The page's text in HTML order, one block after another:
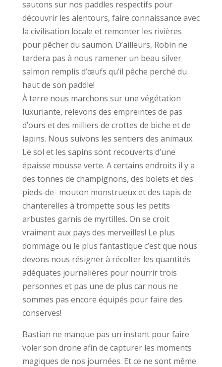
sautons sur nos paddles respectifs pour
découvrir les alentours, faire connaissance avec
la civilisation locale et remonter les rivières
pour pêcher du saumon. D’ailleurs, Robin ne
tardera pas à nous ramener un beau silver
salmon remplis d’œufs qu’il pêche perché du
haut de son paddle!
À terre nous marchons sur une végétation
luxuriante, relevons des empreintes de pas
d’ours et des milliers de crottes de biche et de
lapins. Nous suivons les sentiers des animaux.
Le sol et les sapins sont recouverts d’une
épaisse mousse verte. A certains endroits il y a
des tonnes de champignons, des bolets et des
pieds-de- mouton monstrueux et des tapis de
chanterelles à trompette sous les petits
arbustes garnis de myrtilles. On se croit
vraiment aux pays des merveilles! Le plus
dommage ou le plus fantastique c’est que nous
devons nous résigner à récolter les quantités
adéquates journalières pour nourrir trois
personnes et pas une de plus car nous ne
sommes pas encore équipés pour faire des
conserves!
Bastian ne manque pas un instant pour faire
voler son drone afin de capturer les moments
magiques de nos journées. Et ce ne sont même